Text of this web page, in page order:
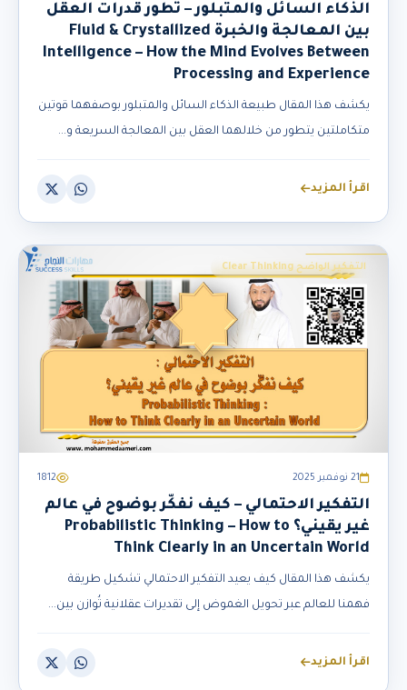
الذكاء السائل والمتبلور – تطور قدرات العقل
بين المعالجة والخبرة Fluid & Crystallized
Intelligence – How the Mind Evolves Between
Processing and Experience
يكشف هذا المقال طبيعة الذكاء السائل والمتبلور بوصفهما قوتين
متكاملتين يتطور من خلالهما العقل بين المعالجة السريعة و...
اقرأ المزيد
التفكير الواضح Clear Thinking
21 نوفمبر 2025 1812
التفكير الاحتمالي – كيف نفكّر بوضوح في عالم
غير يقيني؟ Probabilistic Thinking – How to
Think Clearly in an Uncertain World
يكشف هذا المقال كيف يعيد التفكير الاحتمالي تشكيل طريقة
فهمنا للعالم عبر تحويل الغموض إلى تقديرات عقلانية تُوازن بين...
اقرأ المزيد